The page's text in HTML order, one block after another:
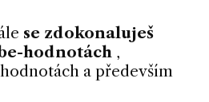
se zdokonaluješ
hodnotách ,
a především